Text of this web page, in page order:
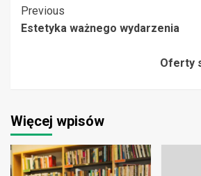
Post
Navigation
Previous
Estetyka ważnego wydarzenia
Oferty
Więcej wpisów